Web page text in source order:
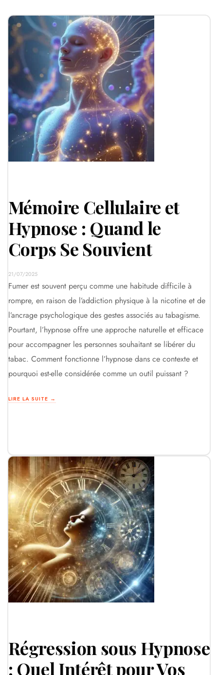
Gestion du poids
Coaching
Entreprise & CE
Programme de supervision
Vidéos d'hypnose
Tome 1
Tome 2
Mémoire Cellulaire et
Hypnose : Quand le
Corps Se Souvient
21/07/2025
Fumer est souvent perçu comme une habitude difficile à
rompre, en raison de l’addiction physique à la nicotine et de
l’ancrage psychologique des gestes associés au tabagisme.
Pourtant, l’hypnose offre une approche naturelle et efficace
pour accompagner les personnes souhaitant se libérer du
tabac. Comment fonctionne l’hypnose dans ce contexte et
pourquoi est-elle considérée comme un outil puissant ?
LIRE LA SUITE →
Régression sous Hypnose
: Quel Intérêt pour Vos